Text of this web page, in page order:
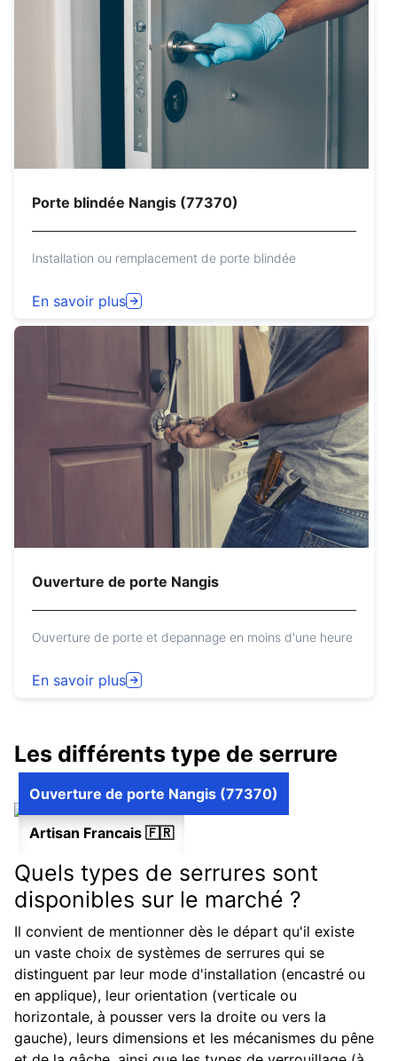
Porte blindée Nangis (77370)
Installation ou remplacement de porte blindée
En savoir plus
Ouverture de porte Nangis
Ouverture de porte et depannage en moins d'une heure
En savoir plus
Les différents type de serrure
Artisan Francais 🇫🇷
Ouverture de porte Nangis (77370)
Quels types de serrures sont
disponibles sur le marché ?
Il convient de mentionner dès le départ qu'il existe
un vaste choix de systèmes de serrures qui se
distinguent par leur mode d'installation (encastré ou
en applique), leur orientation (verticale ou
horizontale, à pousser vers la droite ou vers la
gauche), leurs dimensions et les mécanismes du pêne